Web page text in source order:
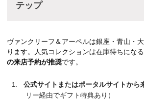
テップ
ヴァンクリーフ＆アーペルは銀座・青山・
ります。人気コレクションは在庫待ちにな
の来店予約が推奨です。
公式サイトまたはポータルサイトから
リー経由でギフト特典あり）